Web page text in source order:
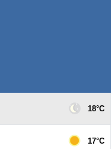
18°C
17°C